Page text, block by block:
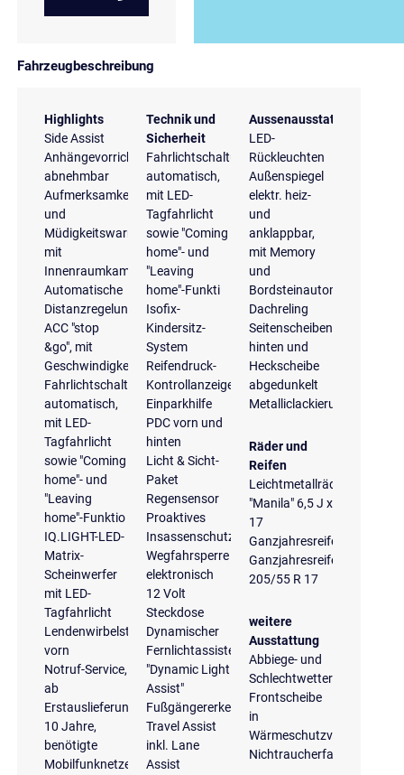
Fahrzeugbeschreibung
Highlights
Side Assist
Anhängevorrichtung
abnehmbar
Aufmerksamkeits-
und
Müdigkeitswarnung
mit
Innenraumkamera
Automatische
Distanzregelung
ACC "stop
&go", mit
Geschwindigkeitsbegrenzer
Fahrlichtschaltung
automatisch,
mit LED-
Tagfahrlicht
sowie "Coming
home"- und
"Leaving
home"-Funktio
IQ.LIGHT-LED-
Matrix-
Scheinwerfer
mit LED-
Tagfahrlicht
Lendenwirbelstützen
vorn
Notruf-Service,
ab
Erstauslieferung
10 Jahre,
benötigte
Mobilfunknetze
Technik und
Sicherheit
Fahrlichtschaltung
automatisch,
mit LED-
Tagfahrlicht
sowie "Coming
home"- und
"Leaving
home"-Funkti
Isofix-
Kindersitz-
System
Reifendruck-
Kontrollanzeige
Einparkhilfe
PDC vorn und
hinten
Licht & Sicht-
Paket
Regensensor
Proaktives
Insassenschutzsystem
Wegfahrsperre
elektronisch
12 Volt
Steckdose
Dynamischer
Fernlichtassistent
"Dynamic Light
Assist"
Fußgängererkennung
Travel Assist
inkl. Lane
Assist
Aussenausstattung
LED-
Rückleuchten
Außenspiegel
elektr. heiz-
und
anklappbar,
mit Memory
und
Bordsteinautomatik
Dachreling
Seitenscheiben
hinten und
Heckscheibe
abgedunkelt
Metalliclackierung
Räder und
Reifen
Leichtmetallräder
"Manila" 6,5 J x
17
Ganzjahresreifen
Ganzjahresreifen
205/55 R 17
weitere
Ausstattung
Abbiege- und
Schlechtwetterlicht
Frontscheibe
in
Wärmeschutzverglasung
Nichtraucherfahrzeug